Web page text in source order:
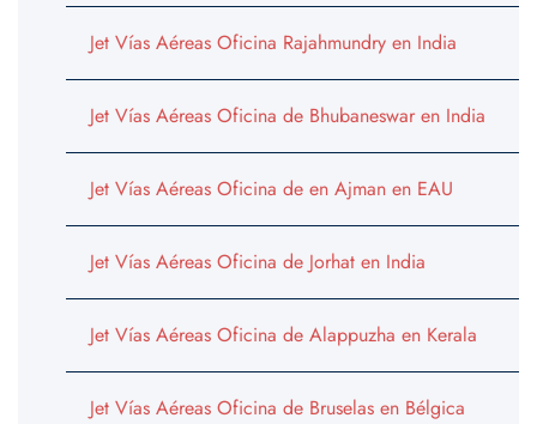
Jet Vías Aéreas Oficina Rajahmundry en India
Jet Vías Aéreas Oficina de Bhubaneswar en India
Jet Vías Aéreas Oficina de en Ajman en EAU
Jet Vías Aéreas Oficina de Jorhat en India
Jet Vías Aéreas Oficina de Alappuzha en Kerala
Jet Vías Aéreas Oficina de Bruselas en Bélgica